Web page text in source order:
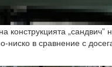
конструкцията
ниско в сравнение с